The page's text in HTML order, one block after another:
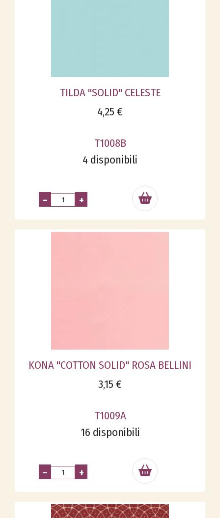
TILDA "SOLID" CELESTE
4,25 €
T1008B
4 disponibili
– +
KONA "COTTON SOLID" ROSA BELLINI
3,15 €
T1009A
16 disponibili
– +